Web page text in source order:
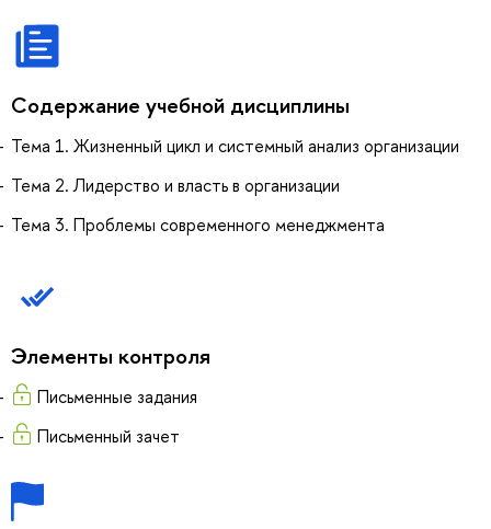
Содержание учебной дисциплины
Тема 1. Жизненный цикл и системный анализ организации
Тема 2. Лидерство и власть в организации
Тема 3. Проблемы современного менеджмента
Элементы контроля
Письменные задания
Письменный зачет